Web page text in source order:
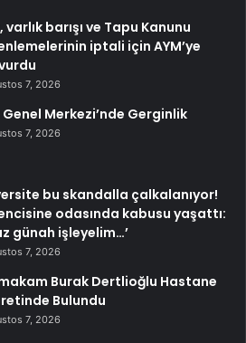
varlık barışı ve Tapu Kanunu
iptali için AYM’ye
7, 2026
Genel Merkezi’nde Gerginlik
7, 2026
bu skandalla çalkalanıyor!
odasında kabusu yaşattı:
günah işleyelim…’
7, 2026
Burak Dertlioğlu Hastane
Bulundu
7, 2026